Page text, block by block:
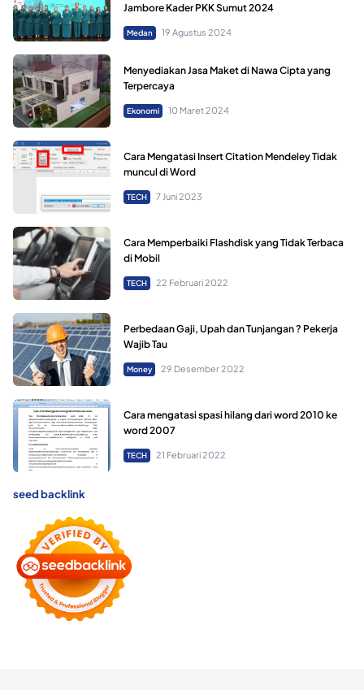
Jambore Kader PKK Sumut 2024
Medan 19 Agustus 2024
Menyediakan Jasa Maket di Nawa Cipta yang
Terpercaya
Ekonomi 10 Maret 2024
Cara Mengatasi Insert Citation Mendeley Tidak
muncul di Word
TECH 7 Juni 2023
Cara Memperbaiki Flashdisk yang Tidak Terbaca
di Mobil
TECH 22 Februari 2022
Perbedaan Gaji, Upah dan Tunjangan ? Pekerja
Wajib Tau
Money 29 Desember 2022
Cara mengatasi spasi hilang dari word 2010 ke
word 2007
TECH 21 Februari 2022
seed backlink